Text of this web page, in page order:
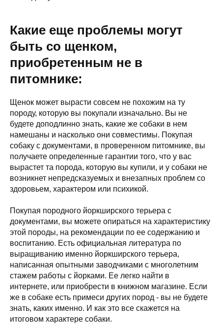
Какие еще проблемы могут
быть со щенком,
приобретенным не в
питомнике:
Щенок может вырасти совсем не похожим на ту
породу, которую вы покупали изначально. Вы не
будете доподлинно знать, какие же собаки в нем
намешаны и насколько они совместимы. Покупая
собаку с документами, в проверенном питомнике, вы
получаете определенные гарантии того, что у вас
вырастет та порода, которую вы купили, и у собаки не
возникнет непредсказуемых и внезапных проблем со
здоровьем, характером или психикой.
Покупая породного йоркширского терьера с
документами, вы можете опираться на характеристику
этой породы, на рекомендации по ее содержанию и
воспитанию. Есть официальная литература по
выращиванию именно йоркширского терьера,
написанная опытными заводчиками с многолетним
стажем работы с йорками. Ее легко найти в
интернете, или приобрести в книжном магазине. Если
же в собаке есть примеси других пород - вы не будете
знать, каких именно. И как это все скажется на
итоговом характере собаки.